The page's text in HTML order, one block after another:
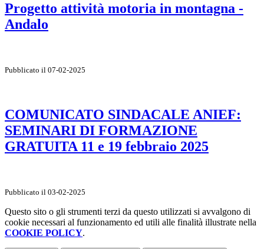
Progetto attività motoria in montagna -
Andalo
Pubblicato il 07-02-2025
COMUNICATO SINDACALE ANIEF:
SEMINARI DI FORMAZIONE
GRATUITA 11 e 19 febbraio 2025
Pubblicato il 03-02-2025
Questo sito o gli strumenti terzi da questo utilizzati si avvalgono di
cookie necessari al funzionamento ed utili alle finalità illustrate nella
COOKIE POLICY.